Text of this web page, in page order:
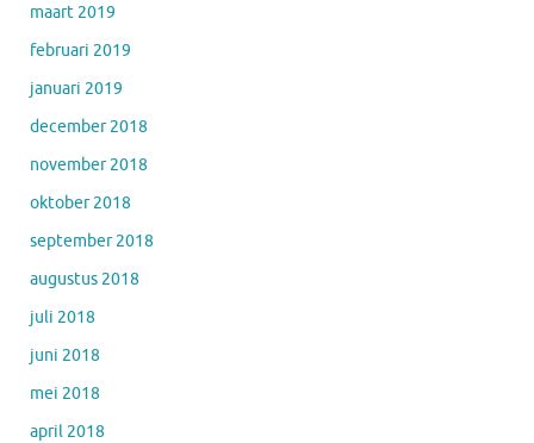
maart 2019
februari 2019
januari 2019
december 2018
november 2018
oktober 2018
september 2018
augustus 2018
juli 2018
juni 2018
mei 2018
april 2018